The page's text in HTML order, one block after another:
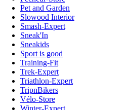
Pet and Garden
Slowood Interior
Smash-Expert
Sneak'In
Sneakids
Sport is good
Training-Fit
Trek-Expert
Triathlon-Expert
TripnBikers
Vélo-Store